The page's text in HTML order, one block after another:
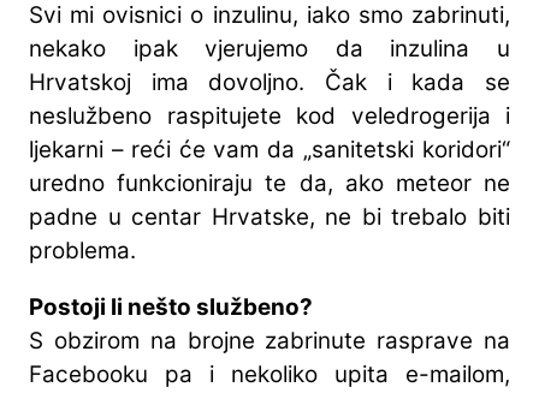
Svi mi ovisnici o inzulinu, iako smo zabrinuti,
nekako ipak vjerujemo da inzulina u
Hrvatskoj ima dovoljno. Čak i kada se
neslužbeno raspitujete kod veledrogerija i
ljekarni – reći će vam da „sanitetski koridori“
uredno funkcioniraju te da, ako meteor ne
padne u centar Hrvatske, ne bi trebalo biti
problema.
Postoji li nešto službeno?
S obzirom na brojne zabrinute rasprave na
Facebooku pa i nekoliko upita e-mailom,